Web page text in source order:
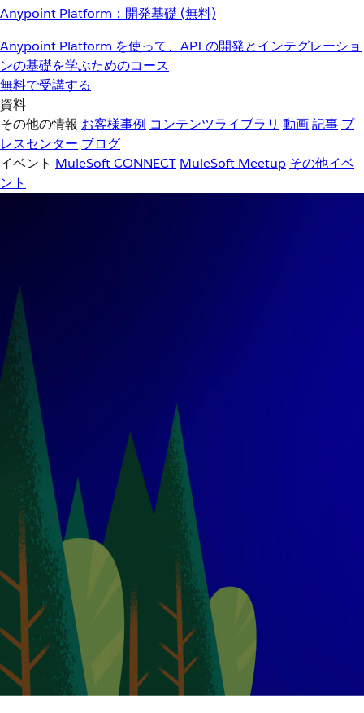
Anypoint Platform：開発基礎 (無料)
Anypoint Platform を使って、API の開発とインテグレーショ
ンの基礎を学ぶためのコース
無料で受講する
資料
その他の情報 お客様事例 コンテンツライブラリ 動画記事 プ
レスセンター ブログ
イベント MuleSoft CONNECT MuleSoft Meetup その他イベ
ント